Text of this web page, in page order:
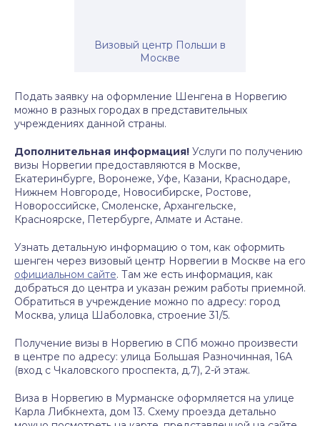
Визовый центр Польши в
Москве
Подать заявку на оформление Шенгена в Норвегию
можно в разных городах в представительных
учреждениях данной страны.
Дополнительная информация! Услуги по получению
визы Норвегии предоставляются в Москве,
Екатеринбурге, Воронеже, Уфе, Казани, Краснодаре,
Нижнем Новгороде, Новосибирске, Ростове,
Новороссийске, Смоленске, Архангельске,
Красноярске, Петербурге, Алмате и Астане.
Узнать детальную информацию о том, как оформить
шенген через визовый центр Норвегии в Москве на его
официальном сайте. Там же есть информация, как
добраться до центра и указан режим работы приемной.
Обратиться в учреждение можно по адресу: город
Москва, улица Шаболовка, строение 31/5.
Получение визы в Норвегию в СПб можно произвести
в центре по адресу: улица Большая Разночинная, 16А
(вход с Чкаловского проспекта, д.7), 2-й этаж.
Виза в Норвегию в Мурманске оформляется на улице
Карла Либкнехта, дом 13. Схему проезда детально